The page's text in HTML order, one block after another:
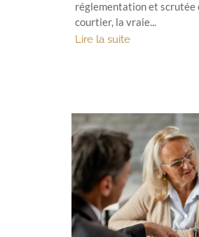
réglementation et scrutée
courtier, la vraie...
Lire la suite